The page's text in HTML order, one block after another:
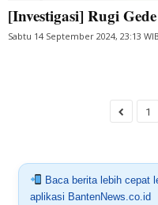
[Investigasi] Rugi
Sabtu 14 September 2024, 23:13 WIB
1
Baca berita lebih cepat
aplikasi BantenNews.co.id